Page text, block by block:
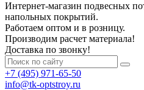
Интернет-магазин подвесных
напольных покрытий.
Работаем оптом и в розницу.
Производим расчет материала!
Доставка по звонку!
+7 (495) 971-65-50
info@tk-optstroy.ru